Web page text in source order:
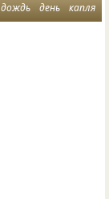
дождь день капля